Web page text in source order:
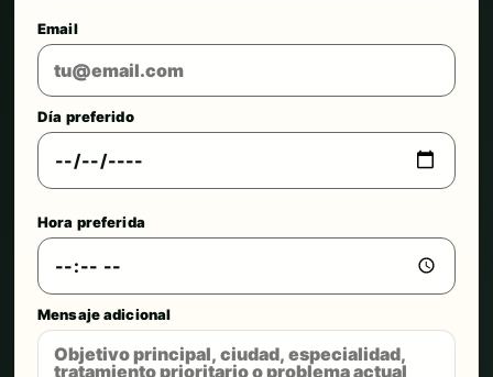
Email
Día preferido
Hora preferida
Mensaje adicional